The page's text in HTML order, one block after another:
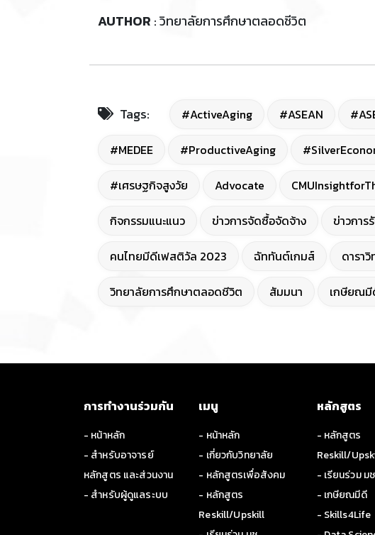
AUTHOR : วิทยาลัยการศึกษาตลอดชีวิต
Tags: #ActiveAging #ASEAN
#MEDEE #ProductiveAging
#เศรษฐกิจสูงวัย Advocate
กิจกรรมแนะแนว ข่าวการจัดซื้อจัดจ้าง ข่าวการ
คนไทยมีดีเฟสติวัล 2023 ฉัททันต์เกมส์ ดารา
วิทยาลัยการศึกษาตลอดชีวิต สัมมนา เกษียณ
การทำงานร่วมกัน
- หน้าหลัก
- สำหรับอาจารย์
หลักสูตร และส่วนงาน
- สำหรับผู้ดูแลระบบ
เมนู
- หน้าหลัก
- เกี่ยวกับวิทยาลัย
- หลักสูตรเพื่อสังคม
- หลักสูตร
Reskill/Upskill
หลักสูตร
- หลักสูตร
Reskill/
- เรียนร่วม ม
- เกษียณมีดี
- Skills4Life